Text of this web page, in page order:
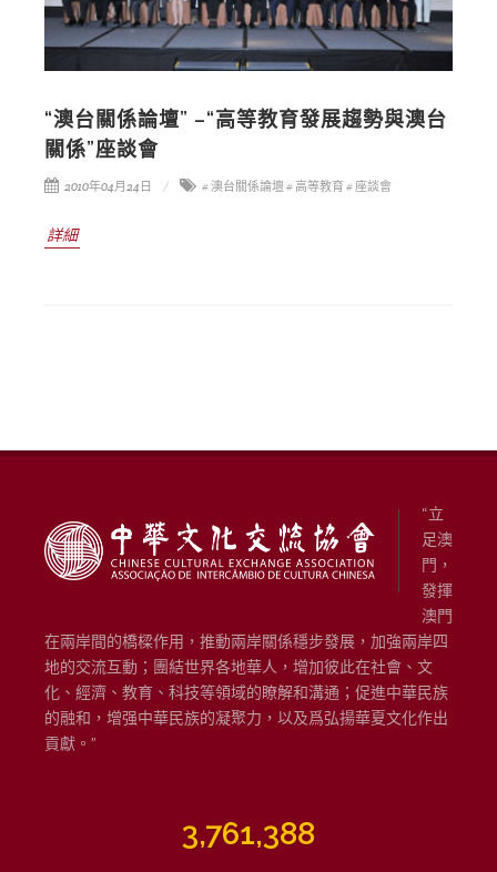
“澳台關係論壇” –“高等教育發展趨勢與澳台
關係”座談會
2010年04月24日 # 澳台關係論壇# 高等教育# 座談會
詳細
“立
足澳
門，
發揮
澳門
在兩岸間的橋樑作用，推動兩岸關係穩步發展，加強兩岸四
地的交流互動；團結世界各地華人，增加彼此在社會、文
化、經濟、教育、科技等領域的瞭解和溝通；促進中華民族
的融和，增强中華民族的凝聚力，以及爲弘揚華夏文化作出
貢獻。”
3,761,388